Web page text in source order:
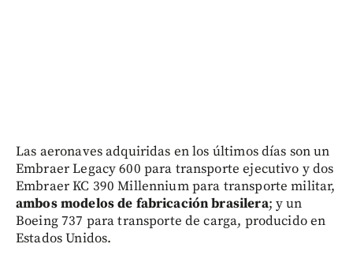
Las aeronaves adquiridas en los últimos días son un
Embraer Legacy 600 para transporte ejecutivo y dos
Embraer KC 390 Millennium para transporte militar,
ambos modelos de fabricación brasilera; y un
Boeing 737 para transporte de carga, producido en
Estados Unidos.